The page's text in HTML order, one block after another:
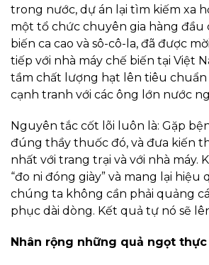
trong nước, dự án lại tìm kiếm xa
một tổ chức chuyên gia hàng đầu
biến ca cao và sô-cô-la, đã được
tiếp với nhà máy chế biến tại Việt
tầm chất lượng hạt lên tiêu chuẩn
cạnh tranh với các ông lớn nước
Nguyên tắc cốt lõi luôn là: Gặp
đúng thầy thuốc đó, và đưa kiến
nhất với trang trại và với nhà máy.
“đo ni đóng giày” và mang lại
chúng ta không cần phải quảng
phục dài dòng. Kết quả tự nó sẽ
Nhân rộng những quả ngọt